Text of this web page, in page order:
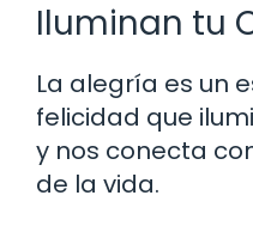
Iluminan tu
La alegría es un
felicidad que
y nos conecta
de la vida.